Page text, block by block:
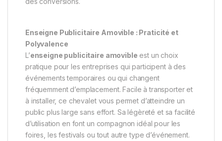
Enseigne Publicitaire Amovible : Praticité et
Polyvalence
L’enseigne publicitaire amovible est un choix
pratique pour les entreprises qui participent à des
événements temporaires ou qui changent
fréquemment d’emplacement. Facile à transporter et
à installer, ce chevalet vous permet d’atteindre un
public plus large sans effort. Sa légèreté et sa facilité
d’utilisation en font un compagnon idéal pour les
foires, les festivals ou tout autre type d’événement.